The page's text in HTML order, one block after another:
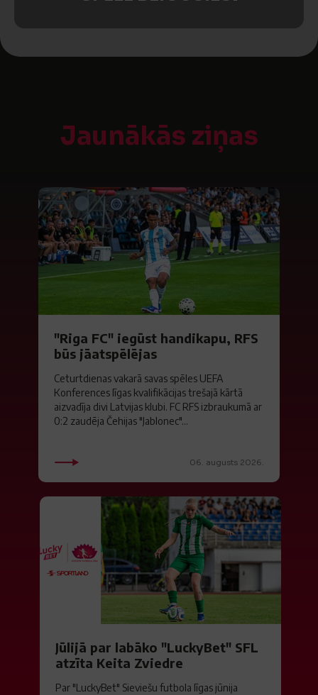
Jaunākās ziņas
"Riga FC" iegūst handikapu, RFS
būs jāatspēlējas
Ceturtdienas vakarā savas spēles UEFA
Konferences līgas kvalifikācijas trešajā kārtā
aizvadīja divi Latvijas klubi. FC RFS izbraukumā ar
0:2 zaudēja Čehijas "Jablonec"...
06. augusts 2026.
Jūlijā par labāko "LuckyBet" SFL
atzīta Keita Zviedre
Par "LuckyBet" Sieviešu futbola līgas jūnija